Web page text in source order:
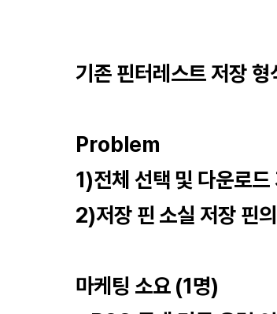
기존 핀터레스트 저장
Problem
1)전체 선택 및 다운로드
2)저장 핀 소실 저장 핀
마케팅 소요 (1명)